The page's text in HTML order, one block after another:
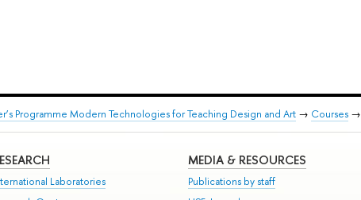
Programme Modern Technologies for Teaching Design and Art→ Courses→
Laboratories
MEDIA & RESOURCES
Publications by staff